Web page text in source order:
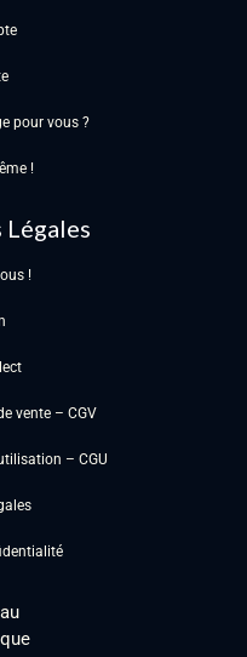
pour vous ?
!
!
vente – CGV
– CGU